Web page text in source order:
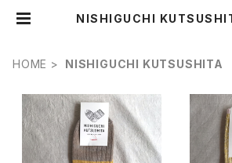
NISHIGUCHI
HOME
NISHIGUCHI KUTSUSHITA